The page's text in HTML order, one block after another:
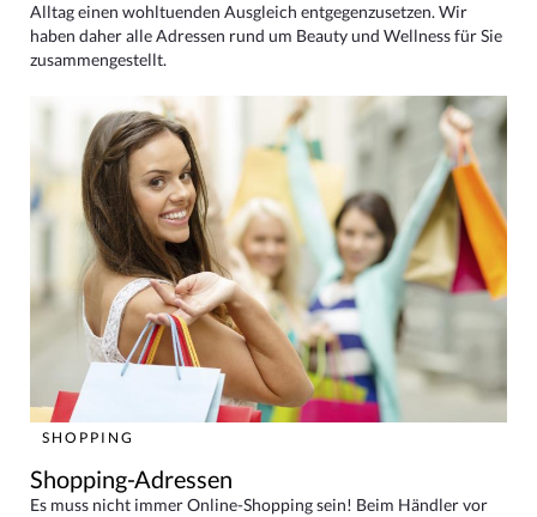
Alltag einen wohltuenden Ausgleich entgegenzusetzen. Wir
haben daher alle Adressen rund um Beauty und Wellness für Sie
zusammengestellt.
SHOPPING
Shopping-Adressen
Es muss nicht immer Online-Shopping sein! Beim Händler vor